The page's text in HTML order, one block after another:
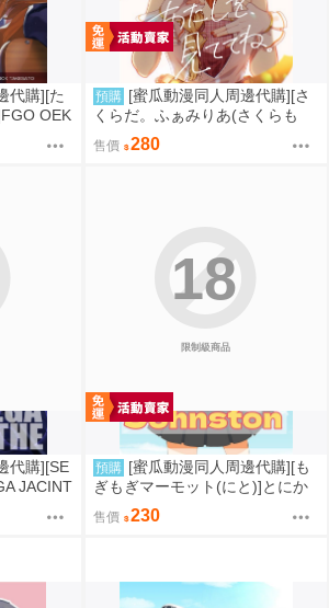
代購][た
OEK
人誌)
預購 [蜜瓜動漫同人周邊代購][さ
くらだ。ふぁみりあ(さくらも
ち)]あたしを、見ててね。(學園
偶像大師)(同人誌)
售價 280
代購][SE
JACINT
限制級商品
18
預購 [蜜瓜動漫同人周邊代購][も
ぎもぎマーモット(にと)]とにか
く脱ぎたいジョンストン(艦隊收
藏)(同人誌)
售價 230